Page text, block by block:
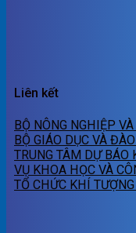
Liên kết
BỘ NÔNG NGHIỆP
BỘ GIÁO DỤC VÀ
TRUNG TÂM DỰ BÁO
VỤ KHOA HỌC VÀ
TỔ CHỨC KHÍ